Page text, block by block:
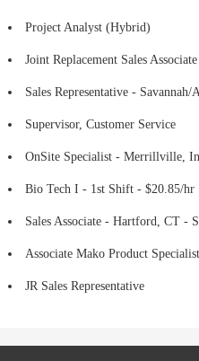
Project Analyst (Hybrid)
Joint Replacement Sales
Sales Representative -
Supervisor, Customer Service
OnSite Specialist - Merrillville,
Bio Tech I - 1st Shift - $20.85/hr
Sales Associate - Hartford, CT -
Associate Mako Product
JR Sales Representative